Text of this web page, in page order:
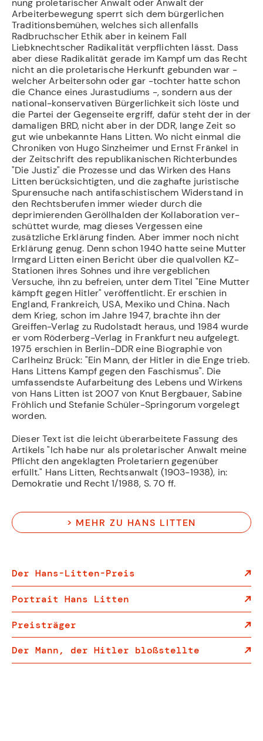
nung proletarischer Anwalt oder Anwalt der
Arbeiterbewegung sperrt sich dem bürger­lichen
Traditionsbemühen, welches sich allenfalls
Radbruchscher Ethik aber in keinem Fall
Liebknechtscher Radikalität verpflichten lässt. Dass
aber diese Radikalität gerade im Kampf um das Recht
nicht an die proletarische Herkunft gebunden war -
welcher Arbeitersohn oder gar -tochter hatte schon
die Chance eines Jurastudiums -, sondern aus der
national-konservativen Bürgerlichkeit sich löste und
die Partei der Gegenseite ergriff, dafür steht der in der
damaligen BRD, nicht aber in der DDR, lange Zeit so
gut wie unbekannte Hans Litten. Wo nicht einmal die
Chroniken von Hugo Sinzheimer und Ernst Fränkel in
der Zeitschrift des republikanischen Richterbundes
"Die Justiz" die Prozesse und das Wirken des Hans
Litten berücksichtigten, und die zag­hafte juristische
Spurensuche nach antifaschistischem Widerstand in
den Rechtsberufen immer wieder durch die
deprimierenden Geröllhalden der Kollaboration ver­
schüttet wurde, mag dieses Vergessen eine
zusätzliche Erklärung finden. Aber immer noch nicht
Erklärung genug. Denn schon 1940 hatte seine Mutter
Irmgard Litten einen Bericht über die qualvollen KZ-
Stationen ihres Sohnes und ihre vergeblichen
Versuche, ihn zu befreien, unter dem Titel "Eine Mutter
kämpft gegen Hitler" veröffentlicht. Er erschien in
England, Frankreich, USA, Mexiko und China. Nach
dem Krieg, schon im Jahre 1947, brachte ihn der
Greiffen-Verlag zu Rudolstadt heraus, und 1984 wurde
er vom Röderberg-Verlag in Frankfurt neu aufgelegt.
1975 erschien in Berlin-DDR eine Biographie von
Carlheinz Brück: "Ein Mann, der Hitler in die Enge trieb.
Hans Littens Kampf gegen den Faschismus". Die
umfassendste Aufarbeitung des Lebens und Wirkens
von Hans Litten ist 2007 von Knut Bergbauer, Sabine
Fröhlich und Stefanie Schüler-Springorum vorgelegt
worden.
Dieser Text ist die leicht überarbeitete Fassung des
Artikels "Ich habe nur als proletarischer Anwalt meine
Pflicht den angeklagten Proletariern gegenüber
erfüllt." Hans Litten, Rechtsanwalt (1903-1938), in:
Demokratie und Recht 1/1988, S. 70 ff.
> MEHR ZU HANS LITTEN
Der Hans-Litten-Preis
Portrait Hans Litten
Preisträger
Der Mann, der Hitler bloßstellte